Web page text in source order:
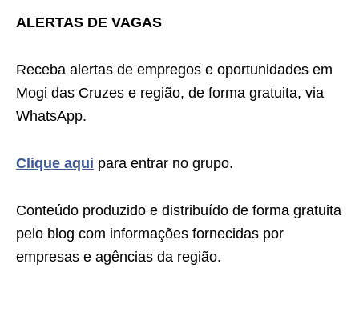
ALERTAS DE VAGAS
Receba alertas de empregos e oportunidades em
Mogi das Cruzes e região, de forma gratuita, via
WhatsApp.
Clique aqui para entrar no grupo.
Conteúdo produzido e distribuído de forma gratuita
pelo blog com informações fornecidas por
empresas e agências da região.